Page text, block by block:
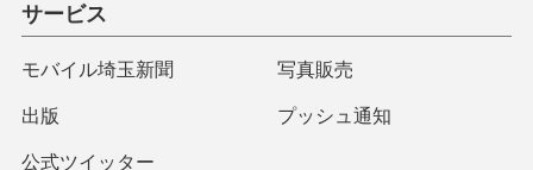
サービス
モバイル埼玉新聞 写真販売
出版 プッシュ通知
公式ツイッター